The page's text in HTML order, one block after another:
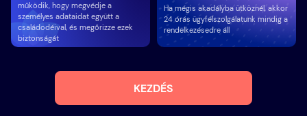
működik, hogy megvédje a
személyes adataidat együtt a
családodéival, és megőrizze ezek
biztonságát
Ha mégis akadályba ütköznél, akkor
24 órás ügyfélszolgálatunk mindig a
rendelkezésedre áll
KEZDÉS